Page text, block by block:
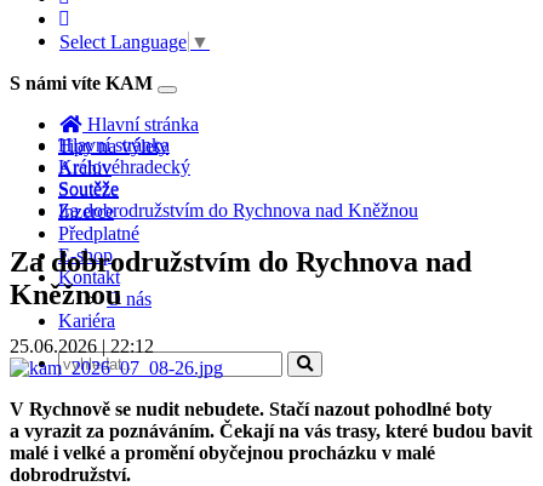
Select Language ▼
S námi víte KAM
Toggle
navigation
Hlavní stránka
Tipy na výlety
Archiv
Soutěže
Inzerce
Předplatné
E-shop
Kontakt
O nás
Kariéra
Hlavní stránka
Královéhradecký
Soutěže
Za dobrodružstvím do Rychnova nad Kněžnou
Za dobrodružstvím do Rychnova nad
Kněžnou
25.06.2026 | 22:12
V Rychnově se nudit nebudete. Stačí nazout pohodlné boty
a vyrazit za poznáváním. Čekají na vás trasy, které budou bavit
malé i velké a promění obyčejnou procházku v malé
dobrodružství.